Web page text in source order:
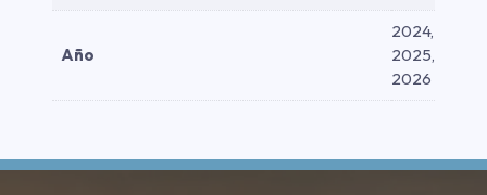
Año
2024,
2025,
2026